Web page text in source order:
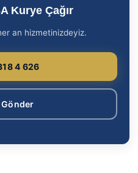
Kurye Çağır
an hizmetinizdeyiz.
4 626
Gönder